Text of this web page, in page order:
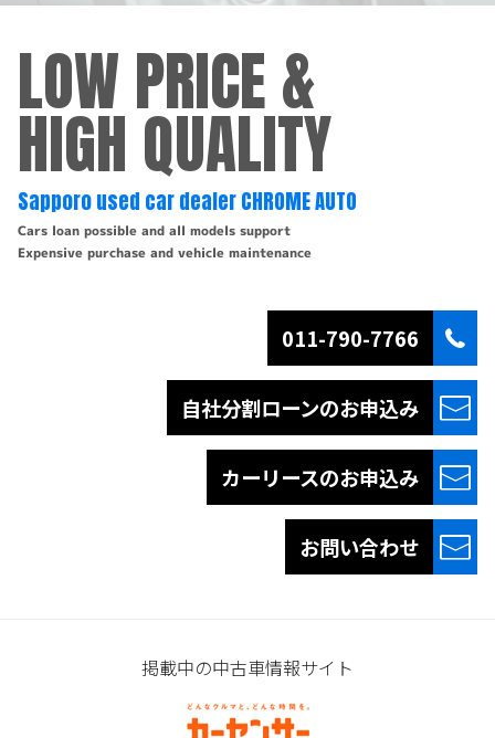
LOW PRICE &
HIGH QUALITY
Sapporo used car dealer CHROME AUTO
Cars loan possible and all models support
Expensive purchase and vehicle maintenance
011-790-7766
自社分割ローンのお申込み
カーリースのお申込み
お問い合わせ
掲載中の中古車情報サイト